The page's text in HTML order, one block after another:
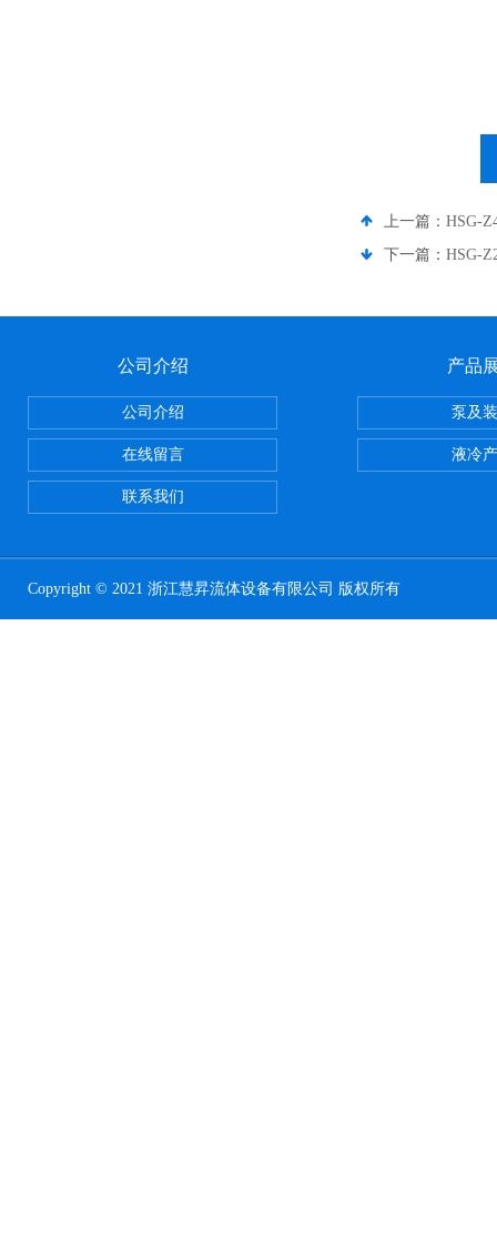
上一篇： HSG-
下一篇： HSG-
公司介绍
公司介绍
在线留言
联系我们
产品
泵及
液冷
Copyright © 2021 浙江慧昇流体设备有限公司 版权所有